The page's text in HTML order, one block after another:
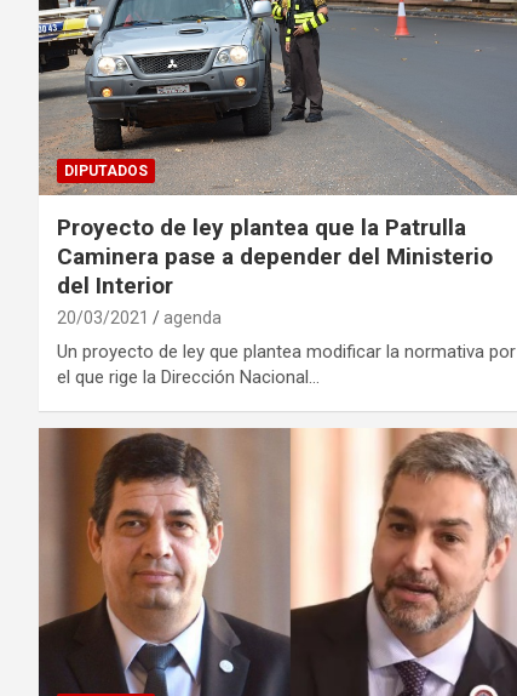
DIPUTADOS
Proyecto de ley plantea que la Patrulla
Caminera pase a depender del Ministerio
del Interior
20/03/2021 agenda
Un proyecto de ley que plantea modificar la normativa por
el que rige la Dirección Nacional…